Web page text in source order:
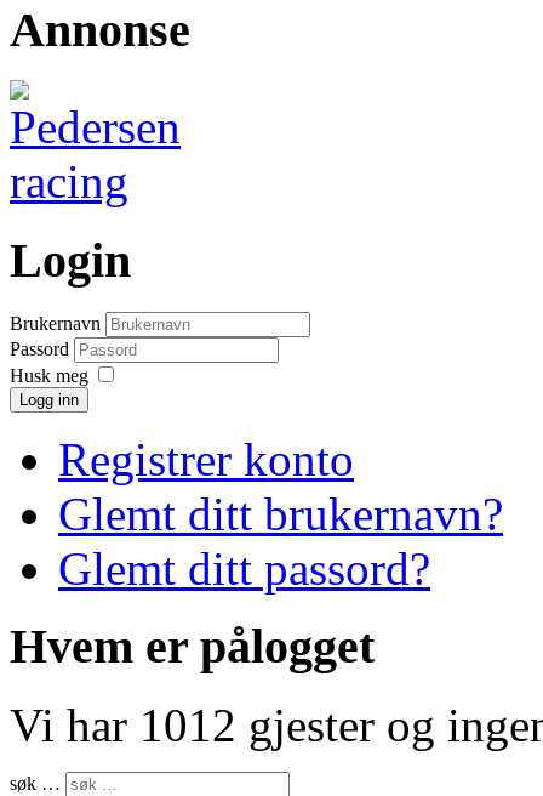
Annonse
Login
Brukernavn
Passord
Husk meg
Logg inn
Registrer konto
Glemt ditt brukernavn?
Glemt ditt passord?
Hvem er pålogget
Vi har 1012 gjester og
søk …